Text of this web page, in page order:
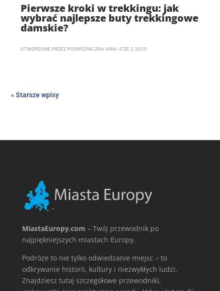
Pierwsze kroki w trekkingu: jak
wybrać najlepsze buty trekkingowe
damskie?
UTWORZONE PRZEZ PODRÓŻNICZKA ANIA |CZE 2, 2025
« Starsze wpisy
MiastaEuropy.com – Twój przewodnik po
najpiękniejszych miastach Europy.
Podróże to nie tylko odwiedzanie miejsc – to
odkrywanie historii, kultury i niezwykłych ludzi.
Znajdziesz tutaj szczegółowe przewodniki,